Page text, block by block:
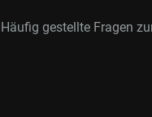
Häufig gestellte Fragen